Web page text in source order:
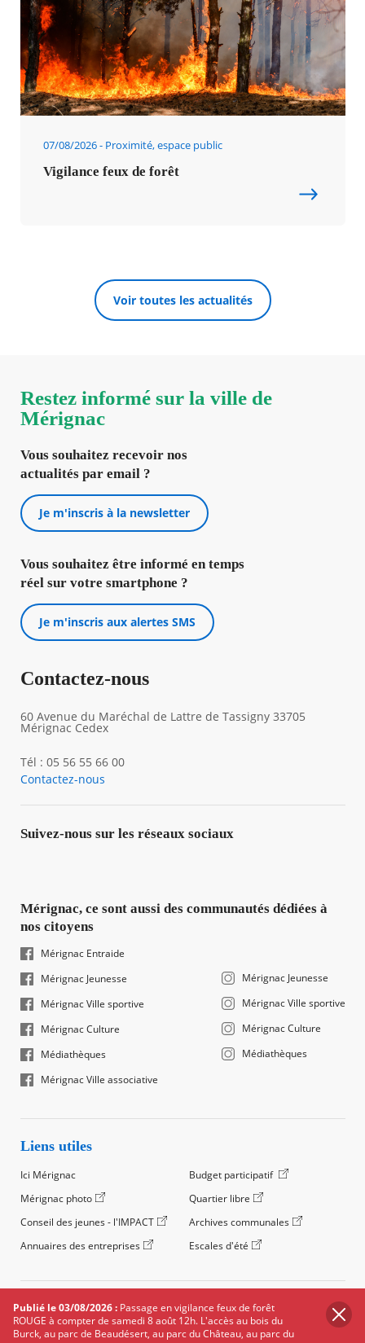
Publié le 03/08/2026 : Passage en vigilance feux de forêt
ROUGE à compter de samedi 8 août 12h. L'accès au bois du
Burck, au parc de Beaudésert, au parc du Château, au parc du
07/08/2026 Proximité, espace public
Vigilance feux de forêt
Voir toutes les actualités
Restez informé sur la ville de
Mérignac
Vous souhaitez recevoir nos
actualités par email ?
Je m'inscris à la newsletter
Vous souhaitez être informé en temps
réel sur votre smartphone ?
Je m'inscris aux alertes SMS
Contactez-nous
60 Avenue du Maréchal de Lattre de Tassigny 33705
Mérignac Cedex
Tél : 05 56 55 66 00
Contactez-nous
Suivez-nous sur les réseaux sociaux
Mérignac, ce sont aussi des communautés dédiées à
nos citoyens
Mérignac Entraide
Mérignac Jeunesse
Mérignac Ville sportive
Mérignac Culture
Médiathèques
Mérignac Ville associative
Mérignac Jeunesse
Mérignac Ville sportive
Mérignac Culture
Médiathèques
Liens utiles
Ici Mérignac
Budget participatif
Mérignac photo
Quartier libre
Conseil des jeunes - l'IMPACT
Archives communales
Annuaires des entreprises
Escales d'été
©2024 Ville de Mérignac, Tous droits réservés
Footer
Mentions légales Salle de presse
Recrutement